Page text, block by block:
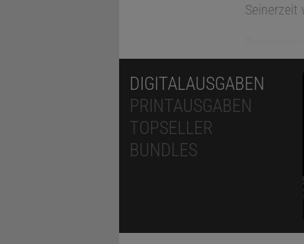
Seinerzeit
der
Kamera
Gerät
Auto
DIGITALAUSGABEN
PRINTAUSGABEN
TOPSELLER
BUNDLES